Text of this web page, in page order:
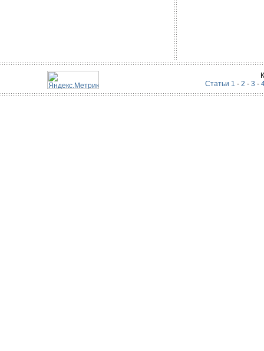
Статьи 1 - 2 - 3 -